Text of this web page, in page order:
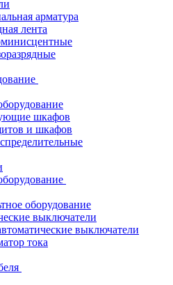
арматура
лента
шкафов
и шкафов
оборудование
выключатели
выключатели
тока